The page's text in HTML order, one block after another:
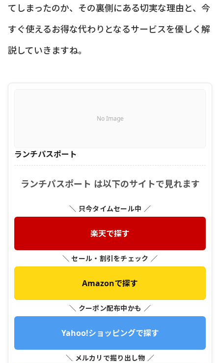
てしまったのか、その裏側にある切実な理由と、今
すぐ使えるお得な代わりとなるサービスを優しく解
説していきますね。
No Image
ランチパスポート
ランチパスポート は以下のサイトで見れます
＼ 只今タイムセール中 ／
楽天で探す
＼ セール・割引をチェック ／
Amazonで探す
＼ クーポン配布中かも ／
Yahoo!ショッピングで探す
＼ メルカリで掘り出し物 ／